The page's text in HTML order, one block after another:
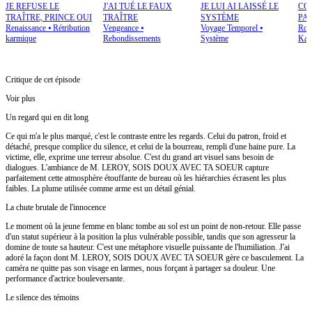
JE REFUSE LE
TRAÎTRE, PRINCE OUI
Renaissance ⦁ Rétribution
karmique
J'AI TUÉ LE FAUX
TRAÎTRE
Vengeance⦁
Rebondissements
JE LUI AI LAISSÉ LE
SYSTÈME
Voyage Temporel⦁
Système
Critique de cet épisode
Voir plus
Un regard qui en dit long
Ce qui m'a le plus marqué, c'est le contraste entre les regards. Celui du patron, froid et
détaché, presque complice du silence, et celui de la bourreau, rempli d'une haine pure. La
victime, elle, exprime une terreur absolue. C'est du grand art visuel sans besoin de
dialogues. L'ambiance de M. LEROY, SOIS DOUX AVEC TA SOEUR capture
parfaitement cette atmosphère étouffante de bureau où les hiérarchies écrasent les plus
faibles. La plume utilisée comme arme est un détail génial.
La chute brutale de l'innocence
Le moment où la jeune femme en blanc tombe au sol est un point de non-retour. Elle passe
d'un statut supérieur à la position la plus vulnérable possible, tandis que son agresseur la
domine de toute sa hauteur. C'est une métaphore visuelle puissante de l'humiliation. J'ai
adoré la façon dont M. LEROY, SOIS DOUX AVEC TA SOEUR gère ce basculement. La
caméra ne quitte pas son visage en larmes, nous forçant à partager sa douleur. Une
performance d'actrice bouleversante.
Le silence des témoins